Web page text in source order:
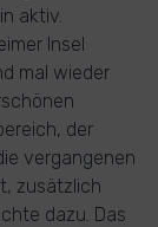
aktiv.
Insel
mal wieder
der
vergangenen
zusätzlich
dazu. Das